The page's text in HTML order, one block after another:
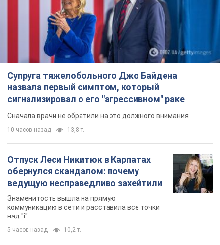
Супруга тяжелобольного Джо Байдена
назвала первый симптом, который
сигнализировал о его "агрессивном" раке
Сначала врачи не обратили на это должного внимания
10 часов назад 13,8 т.
Отпуск Леси Никитюк в Карпатах
обернулся скандалом: почему
ведущую несправедливо захейтили
Знаменитость вышла на прямую
коммуникацию в сети и расставила все точки
над "i"
5 часов назад 10,2 т.